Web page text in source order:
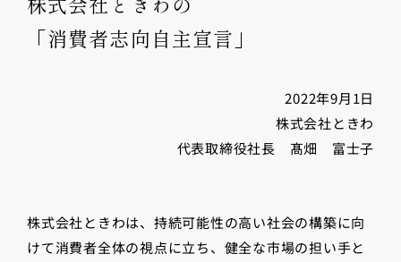
「消費者志向自主宣言」
2022年9月1日
株式会社ときわ
代表取締役社長 髙畑 富士子
株式会社ときわは、持続可能性の高い社会の構築に向
けて消費者全体の視点に立ち、健全な市場の担い手と